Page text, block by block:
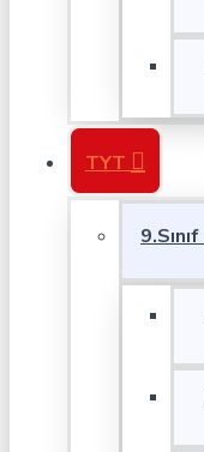
TYT
9.Sınıf